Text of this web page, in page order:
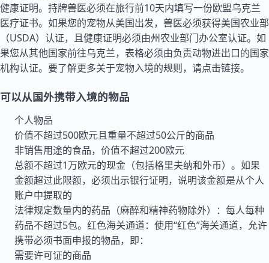
健康证明。持牌兽医必须在旅行前10天内填写一份欧盟乌克兰
医疗证书。如果您的宠物从美国出发，兽医必须获得美国农业部
（USDA）认证，且健康证明必须由州农业部门办公室认证。如
果您从其他国家前往乌克兰，表格必须由负责动物进出口的国家
机构认证。要了解更多关于宠物入境的规则，请点击链接。
可以从国外携带入境的物品
个人物品
价值不超过500欧元且重量不超过50公斤的商品
非销售用途的食品，价值不超过200欧元
总额不超过1万欧元的现金（包括格里夫纳和外币）。如果
金额超过此限额，必须出示银行证明，说明该金额是从个人
账户中提取的
法律规定数量内的药品（麻醉和精神药物除外）：每人每种
药品不超过5包。红色海关通道：使用“红色”海关通道，允许
携带必须书面申报的物品，即：
需要许可证的商品